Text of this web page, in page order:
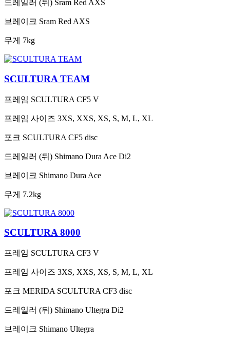
드레일러 (뒤) Sram Red AXS
브레이크 Sram Red AXS
무게 7kg
SCULTURA TEAM
프레임 SCULTURA CF5 V
프레임 사이즈 3XS, XXS, XS, S, M, L, XL
포크 SCULTURA CF5 disc
드레일러 (뒤) Shimano Dura Ace Di2
브레이크 Shimano Dura Ace
무게 7.2kg
SCULTURA 8000
프레임 SCULTURA CF3 V
프레임 사이즈 3XS, XXS, XS, S, M, L, XL
포크 MERIDA SCULTURA CF3 disc
드레일러 (뒤) Shimano Ultegra Di2
브레이크 Shimano Ultegra